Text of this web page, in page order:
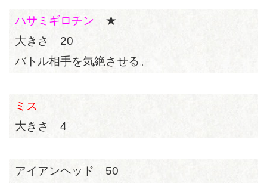
ハサミギロチン ★
大きさ 20
バトル相手を気絶させる。
ミス
大きさ 4
アイアンヘッド 50